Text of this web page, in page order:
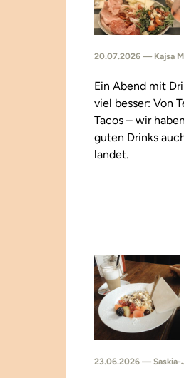
20.07.2026 — Kajsa
Ein Abend mit
viel besser: Von
Tacos – wir
guten Drinks
landet.
23.06.2026 —